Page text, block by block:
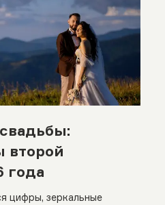
второй
года
цифры, зеркальные